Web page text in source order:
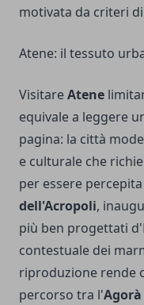
motivata da criteri
Atene: il tessuto
VisitareAtene
equivale a leggere
pagina: la città
e culturale che
per essere
dell'Acropoli,
più ben progettati
contestuale dei
riproduzione rende
percorso tra l'